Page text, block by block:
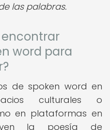
las palabras.
encontrar
word para
de spoken word en
culturales o
en plataformas en
la poesía de